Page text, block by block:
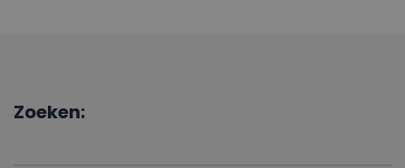
Zoeken: